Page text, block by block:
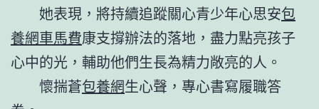
她表現，將持續追蹤關心青少年心思安包
養網車馬費康支撐辦法的落地，盡力點亮孩子
心中的光，輔助他們生長為精力敞亮的人。
懷揣蒼包養網生心聲，專心書寫履職答